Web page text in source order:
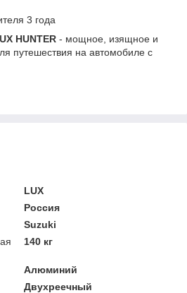
3 года
HUNTER - мощное, изящное и
путешествия на автомобиле с
LUX
Россия
Suzuki
140 кг
Алюминий
Двухреечный